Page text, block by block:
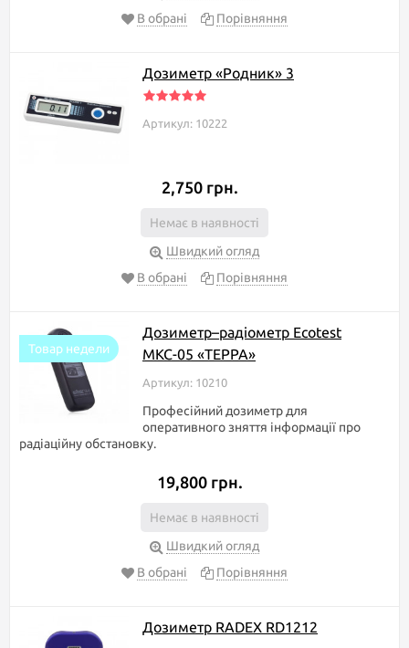
В обрані
Порівняння
Дозиметр «Родник» 3
Артикул: 10222
2,750 грн.
Немає в наявності
Швидкий огляд
В обрані
Порівняння
Товар недели
Дозиметр–радіометр Ecotest
МКС-05 «ТЕРРА»
Артикул: 10210
Професійний дозиметр для
оперативного зняття інформації про
радіаційну обстановку.
19,800 грн.
Немає в наявності
Швидкий огляд
В обрані
Порівняння
Дозиметр RADEX RD1212